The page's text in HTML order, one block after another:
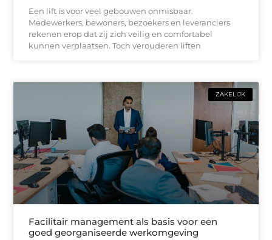
Een lift is voor veel gebouwen onmisbaar.
Medewerkers, bewoners, bezoekers en leveranciers
rekenen erop dat zij zich veilig en comfortabel
kunnen verplaatsen. Toch verouderen liften
ZAKELIJK
Facilitair management als basis voor een
goed georganiseerde werkomgeving